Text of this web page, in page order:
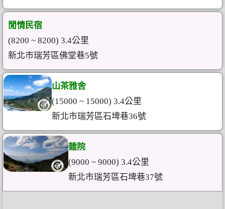
閒情民宿
(8200 ~ 8200) 3.4公里
新北市瑞芳區佛堂巷5號
山茶雅舍
(15000 ~ 15000) 3.4公里
新北市瑞芳區石埤巷36號
雜院
(9000 ~ 9000) 3.4公里
新北市瑞芳區石埤巷37號